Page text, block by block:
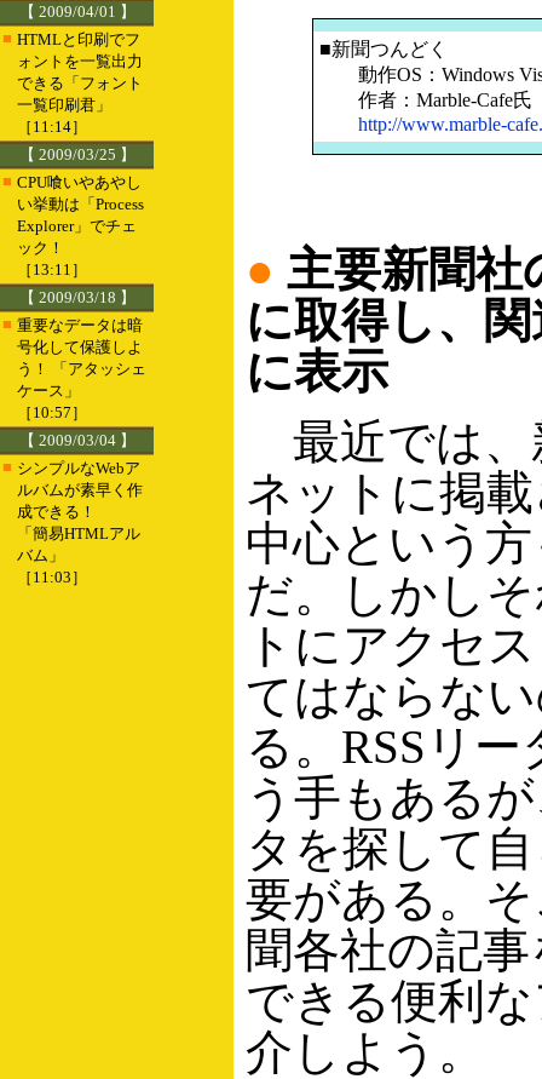
【 2009/04/01 】
■ HTMLと印刷でフ
ォントを一覧出力
できる「フォント
一覧印刷君」
［11:14］
【 2009/03/25 】
■ CPU喰いやあやし
い挙動は「Process
Explorer」でチェ
ック！
［13:11］
【 2009/03/18 】
■ 重要なデータは暗
号化して保護しよ
う！ 「アタッシェ
ケース」
［10:57］
【 2009/03/04 】
■ シンプルなWebア
ルバムが素早く作
成できる！
「簡易HTMLアル
バム」
［11:03］
■新聞つんどく
動作OS：Windows
作者：Marble-Cafe氏
http://www.marble-
● 主要新聞社
に取得し、
に表示
最近では、
ネットに掲
中心という
だ。しかし
トにアクセ
てはならな
る。RSSリ
う手もある
タを探して
要がある。
聞各社の記
できる便利
介しよう。